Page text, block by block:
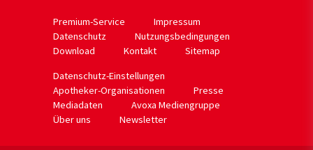
Premium-Service
Impressum
Datenschutz
Nutzungsbedingungen
Download
Kontakt
Sitemap
Datenschutz-Einstellungen
Apotheker-Organisationen
Presse
Mediadaten
Avoxa Mediengruppe
Über uns
Newsletter